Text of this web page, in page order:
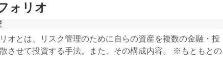
ォリオ
オとは、リスク管理のために自らの資産を複数の金融・投
させて投資する手法。また、その構成内容。 ※もともとの